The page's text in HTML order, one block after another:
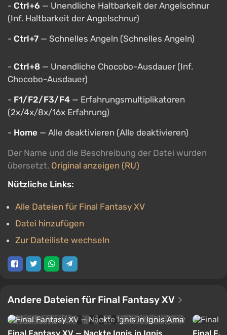
- Ctrl+6 — Unendliche Haltbarkeit der Angelschnur
(Inf. Haltbarkeit der Angelschnur)
- Ctrl+7 — Schnelles Angeln (Schnelles Angeln)
- Ctrl+8 — Unendliche Chocobo-Ausdauer (Inf.
Chocobo-Ausdauer)
- F1/F2/F3/F4 — Erfahrungsmultiplikatoren
(2x/4x/8x/16x Erfahrung)
- Home — Alle deaktivieren (Alle deaktivieren)
Der Name und die Beschreibung der Datei wurden
übersetzt. Original anzeigen (RU)
Nützliche Links:
Alle Dateien für Final Fantasy XV
Datei hinzufügen
Zur Dateiliste wechseln
Andere Dateien für Final Fantasy XV